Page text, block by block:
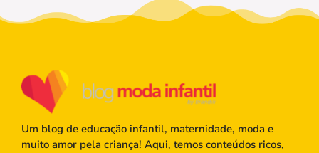
Um blog de educação infantil, maternidade, moda e
muito amor pela criança! Aqui, temos conteúdos ricos,